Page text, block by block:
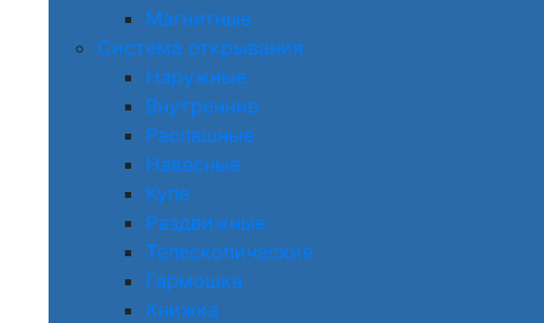
Магнитные
Система открывания
Наружные
Внутренние
Распашные
Навесные
Купе
Раздвижные
Телескопические
Гармошка
Книжка